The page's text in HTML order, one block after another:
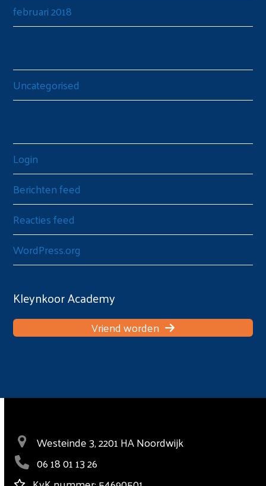
februari 2018
Uncategorised
Login
Berichten feed
Reacties feed
WordPress.org
Kleynkoor Academy
Vriend worden
Westeinde 3, 2201 HA Noordwijk
06 18 01 13 26